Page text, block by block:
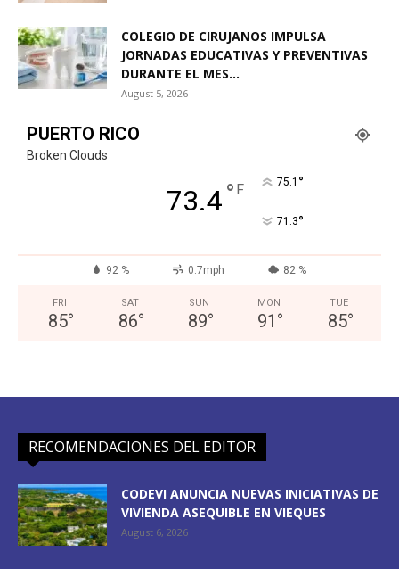
COLEGIO DE CIRUJANOS IMPULSA
JORNADAS EDUCATIVAS Y PREVENTIVAS
DURANTE EL MES...
August 5, 2026
PUERTO RICO
Broken Clouds
73.4° F 75.1 °
71.3°
92 % 0.7mph 82 %
FRI
85°
SAT
86°
SUN
89°
MON
91 °
TUE
85°
RECOMENDACIONES DEL EDITOR
CODEVI ANUNCIA NUEVAS INICIATIVAS DE
VIVIENDA ASEQUIBLE EN VIEQUES
August 6, 2026